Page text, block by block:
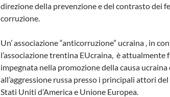
direzione della prevenzione e del contrasto dei
corruzione.
Un’ associazione “anticorruzione” ucraina , in
l’associazione trentina EUcraina, è attualmente
impegnata nella promozione della causa
all’aggressione russa presso i principali attori
Stati Uniti d’America e Unione Europea.